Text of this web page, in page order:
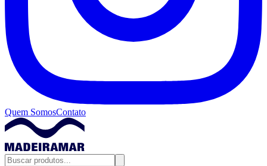
Quem SomosContato